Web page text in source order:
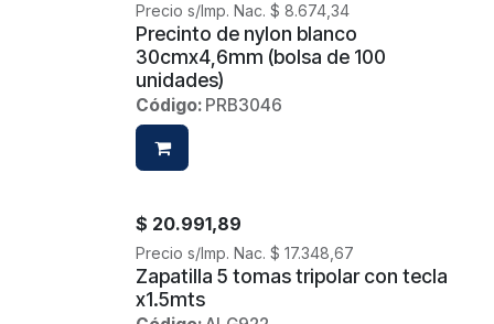
Precinto de nylon blanco
30cmx4,6mm (bolsa de 100
unidades)
Código: PRB3046
Precio s/Imp. Nac. $ 8.674,34
Zapatilla 5 tomas tripolar con tecla
x1.5mts
$ 20.991,89
Precio s/Imp. Nac. $ 17.348,67